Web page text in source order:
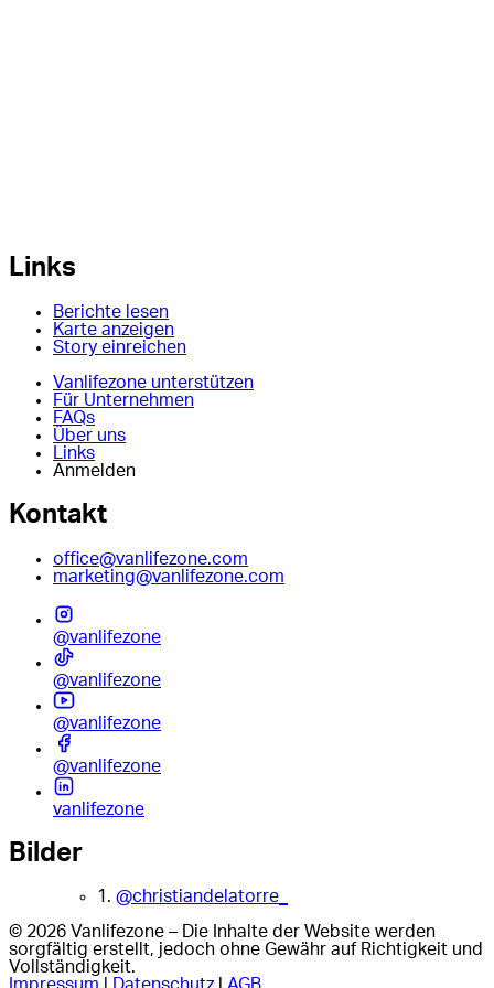
Links
Berichte lesen
Karte anzeigen
Story einreichen
Vanlifezone unterstützen
Für Unternehmen
FAQs
Über uns
Links
Anmelden
Kontakt
office@vanlifezone.com
marketing@vanlifezone.com
@vanlifezone
@vanlifezone
@vanlifezone
@vanlifezone
vanlifezone
Bilder
1. @christiandelatorre_
© 2026 Vanlifezone – Die Inhalte der Website werden
sorgfältig erstellt, jedoch ohne Gewähr auf Richtigkeit und
Vollständigkeit.